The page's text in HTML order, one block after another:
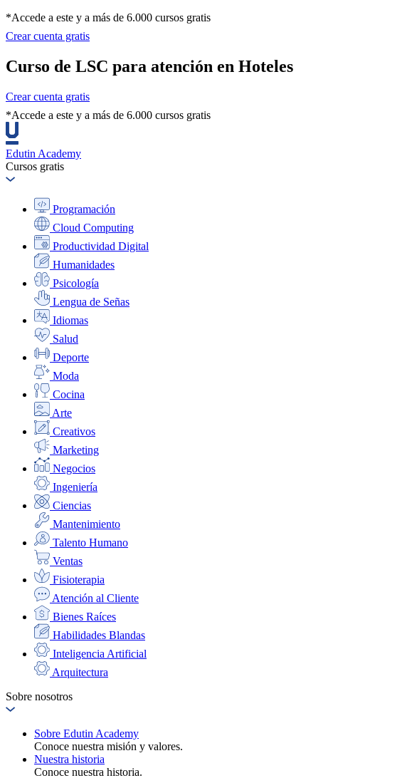
*Accede a este y a más de 6.000 cursos gratis
Crear cuenta gratis
Curso de LSC para atención en Hoteles
Crear cuenta gratis
*Accede a este y a más de 6.000 cursos gratis
Edutin Academy
Cursos gratis
Programación
Cloud Computing
Productividad Digital
Humanidades
Psicología
Lengua de Señas
Idiomas
Salud
Deporte
Moda
Cocina
Arte
Creativos
Marketing
Negocios
Ingeniería
Ciencias
Mantenimiento
Talento Humano
Ventas
Fisioterapia
Atención al Cliente
Bienes Raíces
Habilidades Blandas
Inteligencia Artificial
Arquitectura
Sobre nosotros
Sobre Edutin Academy
Conoce nuestra misión y valores.
Nuestra historia
Conoce nuestra historia.